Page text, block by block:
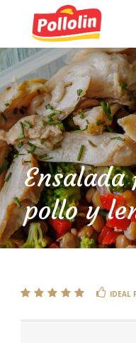
English
Ensalada
pollo y
IDEAL